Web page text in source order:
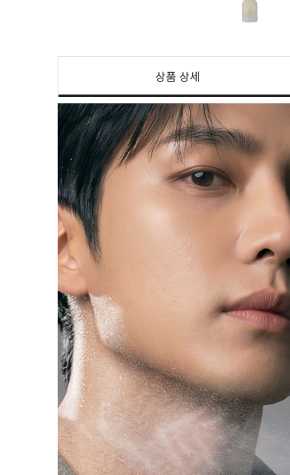
상품 상세